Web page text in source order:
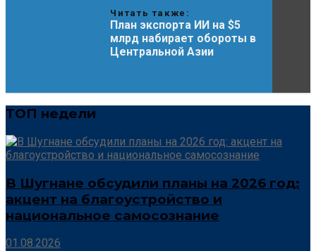
Читать также:
План экспорта ИИ на $5
млрд набирает обороты в
Центральной Азии
ТОП недели
В Шугнане обсудили планы на 2026 год:
акцент на благоустройство и
национальное самосознание
01.08.2026